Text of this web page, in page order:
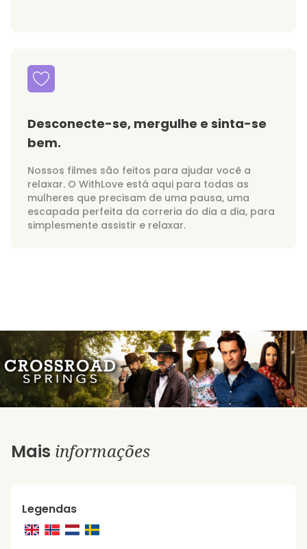
Desconecte-se, mergulhe e sinta-se
bem.
Nossos filmes são feitos para ajudar você a
relaxar. O WithLove está aqui para todas as
mulheres que precisam de uma pausa, uma
escapada perfeita da correria do dia a dia, para
simplesmente assistir e relaxar.
Mais informações
Legendas